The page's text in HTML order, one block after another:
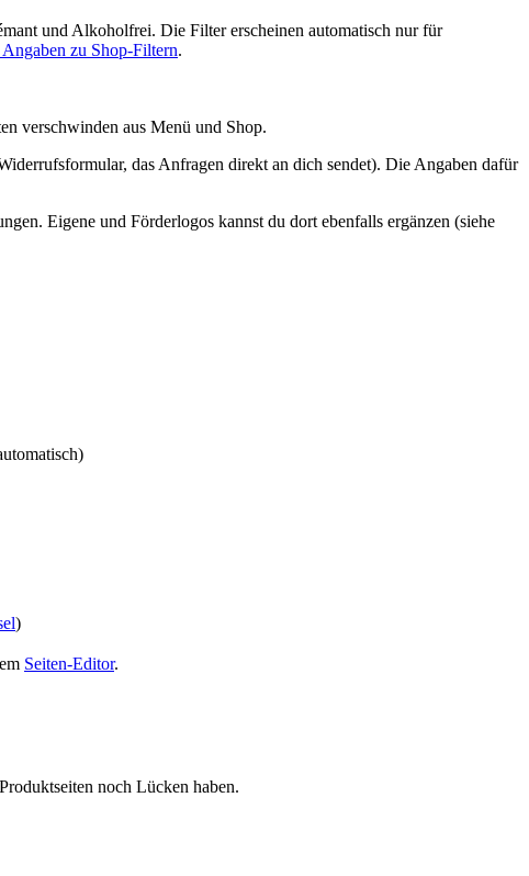
und Alkoholfrei. Die Filter erscheinen automatisch nur für
zu Shop-Filtern.
verschwinden aus Menü und Shop.
das Anfragen direkt an dich sendet). Die Angaben dafür
Eigene und Förderlogos kannst du dort ebenfalls ergänzen (siehe
)
Seiten-Editor.
noch Lücken haben.